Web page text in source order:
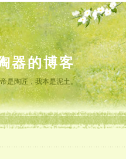
器的博客
是陶匠，我本是泥土。